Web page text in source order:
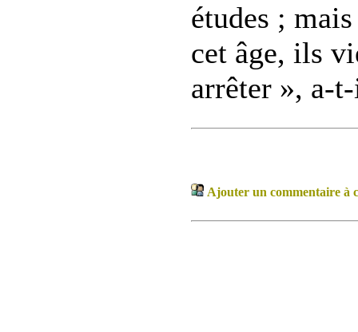
études ;
cet âge, ils
arrêter », a-
Ajouter un commentaire à